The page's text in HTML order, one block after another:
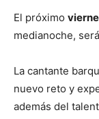
El próximo
medianoche,
La cantante
nuevo reto y
además del